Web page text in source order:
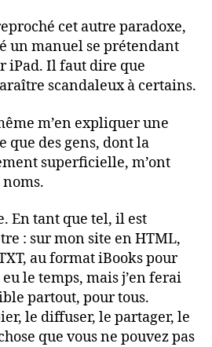
cet autre paradoxe,
un manuel se prétendant
iPad. Il faut dire que
scandaleux à certains.
m’en expliquer une
que des gens, dont la
superficielle, m’ont
En tant que tel, il est
: sur mon site en HTML,
au format iBooks pour
eu le temps, mais j’en ferai
partout, pour tous.
le diffuser, le partager, le
que vous ne pouvez pas